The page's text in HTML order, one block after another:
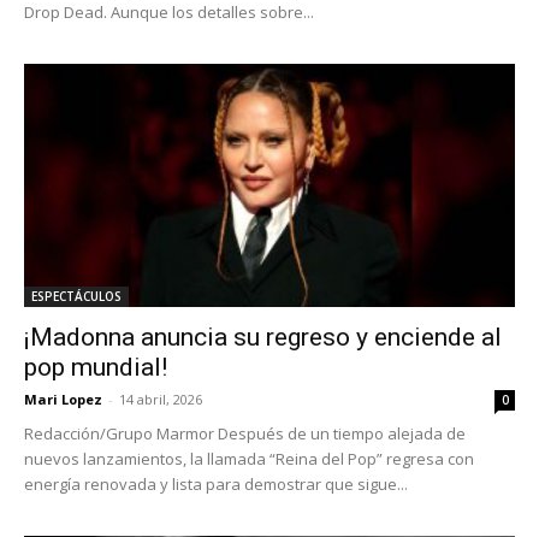
Drop Dead. Aunque los detalles sobre...
ESPECTÁCULOS
¡Madonna anuncia su regreso y enciende al
pop mundial!
Mari Lopez - 14 abril, 2026 0
Redacción/Grupo Marmor Después de un tiempo alejada de
nuevos lanzamientos, la llamada “Reina del Pop” regresa con
energía renovada y lista para demostrar que sigue...